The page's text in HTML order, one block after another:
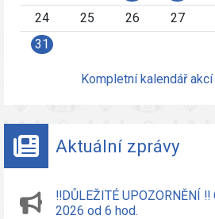
24
25 26 27
31
Kompletní kalendář
Aktuální zprávy
‼️DŮLEŽITÉ UPOZORNĚNÍ
2026 od 6 hod.